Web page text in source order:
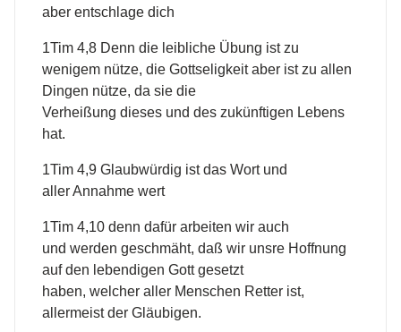
aber entschlage dich
1Tim 4,8 Denn die leibliche Übung ist zu
wenigem nütze, die Gottseligkeit aber ist zu allen
Dingen nütze, da sie die
Verheißung dieses und des zukünftigen Lebens
hat.
1Tim 4,9 Glaubwürdig ist das Wort und
aller Annahme wert
1Tim 4,10 denn dafür arbeiten wir auch
und werden geschmäht, daß wir unsre Hoffnung
auf den lebendigen Gott gesetzt
haben, welcher aller Menschen Retter ist,
allermeist der Gläubigen.